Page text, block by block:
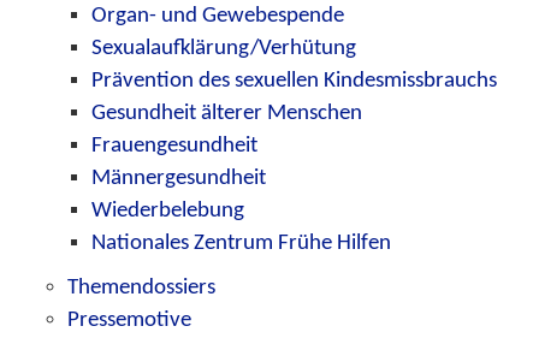
Organ- und Gewebespende
Sexualaufklärung/Verhütung
Prävention des sexuellen Kindesmissbrauchs
Gesundheit älterer Menschen
Frauengesundheit
Männergesundheit
Wiederbelebung
Nationales Zentrum Frühe Hilfen
Themendossiers
Pressemotive